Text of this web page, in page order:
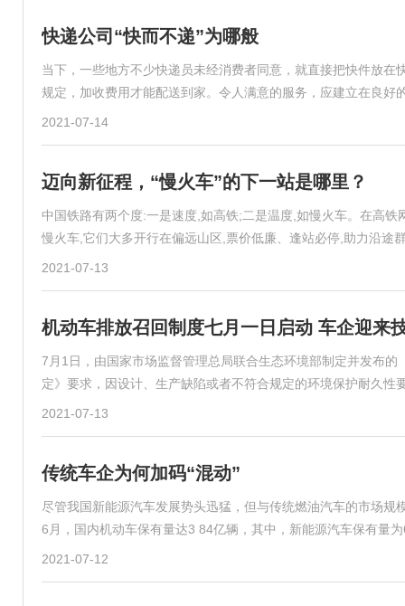
快递公司“快而不递”为哪般
当下，一些地方不少快递员未经消费者同意，就直接把快件放
规定，加收费用才能配送到家。令人满意的服务，应建立在良好
2021-07-14
迈向新征程，“慢火车”的下一站是哪里？
中国铁路有两个度:一是速度,如高铁;二是温度,如慢火车。在高
慢火车,它们大多开行在偏远山区,票价低廉、逢站必停,助力沿途
2021-07-13
机动车排放召回制度七月一日启动 车企迎来
7月1日，由国家市场监督管理总局联合生态环境部制定并发布
定》要求，因设计、生产缺陷或者不符合规定的环境保护耐久性
2021-07-13
传统车企为何加码“混动”
尽管我国新能源汽车发展势头迅猛，但与传统燃油汽车的市场
6月，国内机动车保有量达3 84亿辆，其中，新能源汽车保有量
2021-07-12